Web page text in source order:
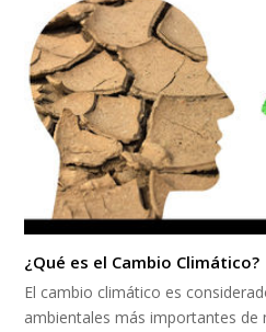
¿Qué es el Cambio Climático?
El cambio climático es
ambientales más importantes